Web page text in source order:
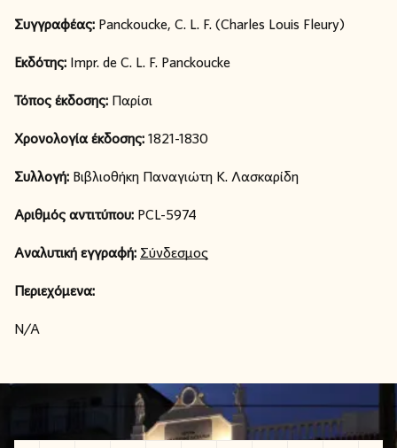
Συγγραφέας: Panckoucke, C. L. F. (Charles Louis Fleury)
Εκδότης: Impr. de C. L. F. Panckoucke
Τόπος έκδοσης: Παρίσι
Χρονολογία έκδοσης:1821-1830
Συλλογή: Βιβλιοθήκη Παναγιώτη Κ. Λασκαρίδη
Αριθμός αντιτύπου: PCL-5974
Αναλυτική εγγραφή: Σύνδεσμος
Περιεχόμενα:
N/A